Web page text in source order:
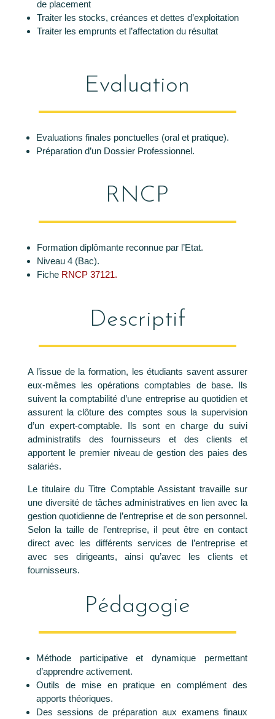
de placement
Traiter les stocks, créances et dettes d’exploitation
Traiter les emprunts et l’affectation du résultat
Evaluation
Evaluations finales ponctuelles (oral et pratique).
Préparation d’un Dossier Professionnel.
RNCP
Formation diplômante reconnue par l’Etat.
Niveau 4 (Bac).
Fiche RNCP 37121.
Descriptif
A l’issue de la formation, les étudiants savent assurer
eux-mêmes les opérations comptables de base. Ils
suivent la comptabilité d’une entreprise au quotidien et
assurent la clôture des comptes sous la supervision
d’un expert-comptable. Ils sont en charge du suivi
administratifs des fournisseurs et des clients et
apportent le premier niveau de gestion des paies des
salariés.
Le titulaire du Titre Comptable Assistant travaille sur
une diversité de tâches administratives en lien avec la
gestion quotidienne de l’entreprise et de son personnel.
Selon la taille de l’entreprise, il peut être en contact
direct avec les différents services de l’entreprise et
avec ses dirigeants, ainsi qu’avec les clients et
fournisseurs.
Pédagogie
Méthode participative et dynamique permettant
d’apprendre activement.
Outils de mise en pratique en complément des
apports théoriques.
Des sessions de préparation aux examens finaux